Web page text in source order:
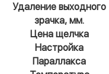
Удаление выходного
зрачка, мм.
Цена щелчка
Настройка
Параллакса